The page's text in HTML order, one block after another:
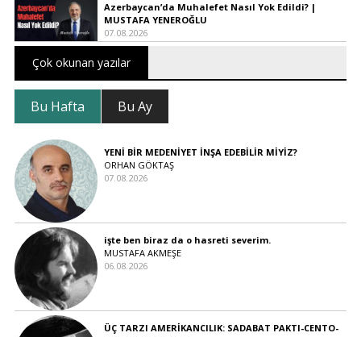
Azerbaycan’da Muhalefet Nasıl Yok Edildi? |
MUSTAFA YENEROĞLU
07.08.2026
Çok okunan yazılar
Bu Hafta Bu Ay
YENİ BİR MEDENİYET İNŞA EDEBİLİR MİYİZ?
ORHAN GÖKTAŞ
07.08.2026
işte ben biraz da o hasreti severim.
MUSTAFA AKMEŞE
06.08.2026
ÜÇ TARZI AMERİKANCILIK: SADABAT PAKTI-CENTO-